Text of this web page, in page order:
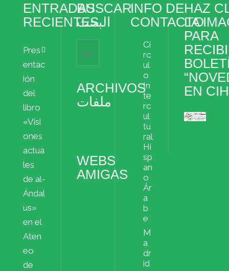
ENTRADAS
RECIENTES
Pres
entac
ión
del
libro
«Visi
ones
actua
les
de al-
Ándal
us»
en el
Aten
eo
de
BUSCAR
البحث
ARCHIVOS
ملفات
WEBS
AMIGAS
INFO DE
CONTACTO
Cí
rc
ul
o
In
te
rc
ul
tu
ral
Hi
sp
an
o
Ár
a
b
e
M
a
dr
id
HAZ
LA
PARA
EN